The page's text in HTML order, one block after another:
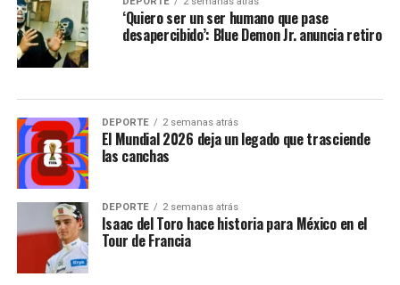
‘Quiero ser un ser humano que pase
desapercibido’: Blue Demon Jr. anuncia retiro
DEPORTE 2 semanas atrás
El Mundial 2026 deja un legado que trasciende
las canchas
DEPORTE 2 semanas atrás
Isaac del Toro hace historia para México en el
Tour de Francia